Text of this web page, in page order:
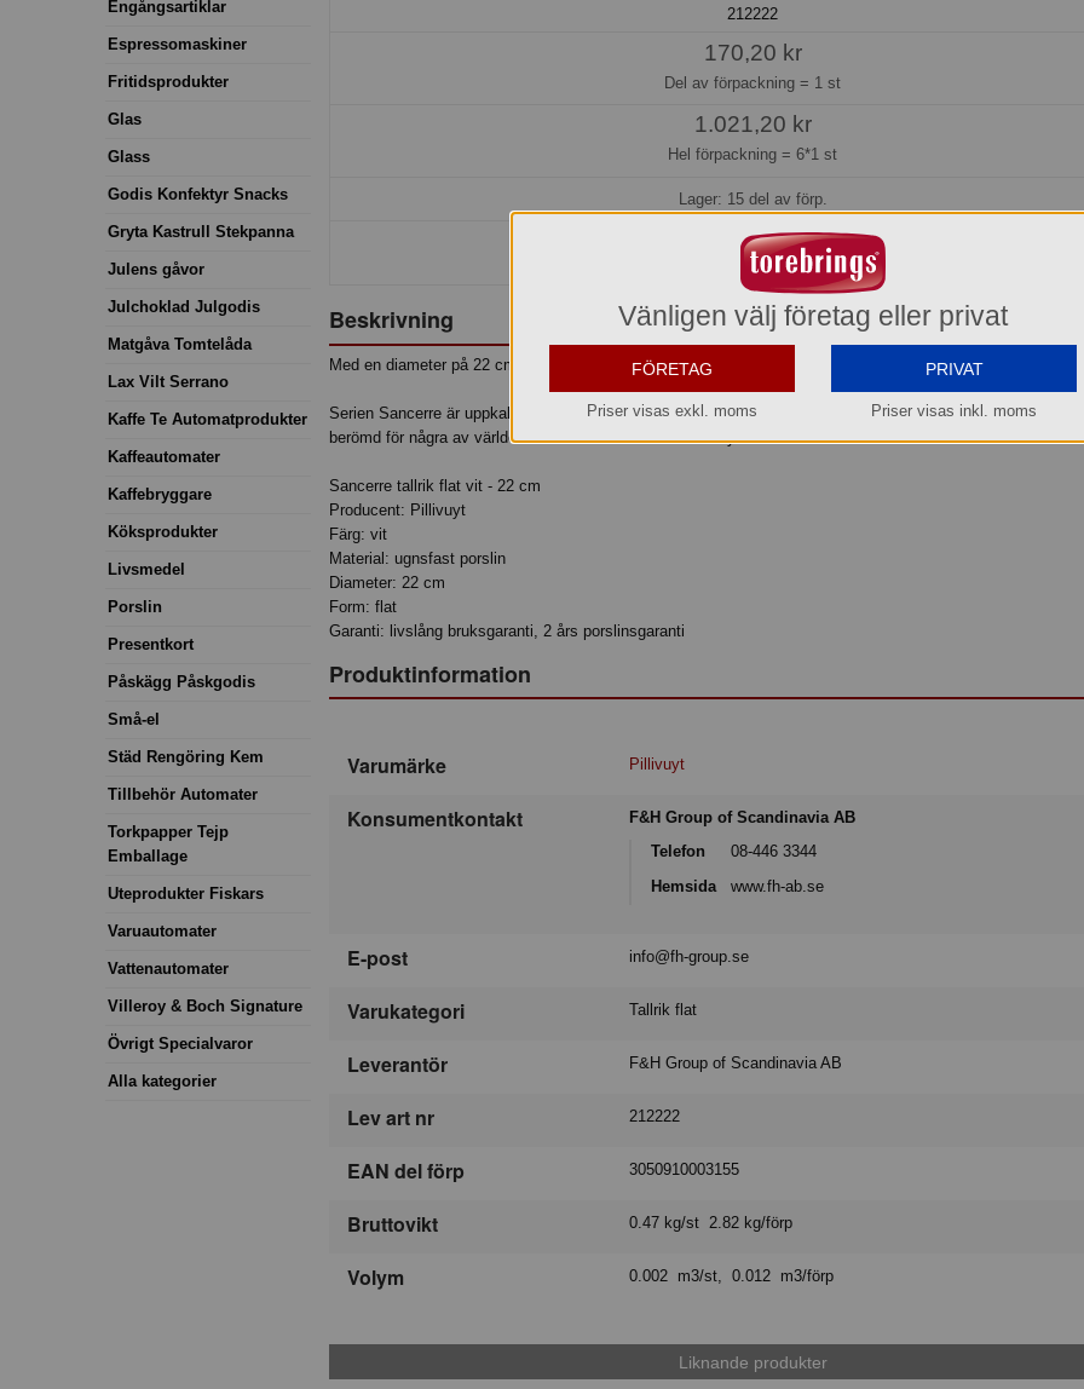
Engångsartiklar
Espressomaskiner
Fritidsprodukter
Glas
Glass
Godis Konfektyr Snacks
Gryta Kastrull Stekpanna
Julens gåvor
Julchoklad Julgodis
Matgåva Tomtelåda
Lax Vilt Serrano
Kaffe Te Automatprodukter
Kaffeautomater
Kaffebryggare
Köksprodukter
Livsmedel
Porslin
Presentkort
Påskägg Påskgodis
Små-el
Städ Rengöring Kem
Tillbehör Automater
Torkpapper Tejp
Emballage
Uteprodukter Fiskars
Varuautomater
Vattenautomater
Villeroy & Boch Signature
Övrigt Specialvaror
Alla kategorier
212222
170,20 kr
Del av förpackning = 1 st
1.021,20 kr
Hel förpackning = 6*1 st
Lager: 15 del av förp.
Köp »
Beskrivning
Med en diameter på 22 cm passar tallriken utmärkt som lunch- eller sidotallrik.
Serien Sancerre är uppkallad efter den franska vinstaden och vinregionen med samma namn. Vinregionen
berömd för några av världens bästa viner – liksom Pillivuyt är berömda för sin vackra vita Sancerre-serie.
Sancerre tallrik flat vit - 22 cm
Producent: Pillivuyt
Färg: vit
Material: ugnsfast porslin
Diameter: 22 cm
Form: flat
Garanti: livslång bruksgaranti, 2 års porslinsgaranti
Produktinformation
Varumärke Pillivuyt
Konsumentkontakt
F&H Group of Scandinavia AB
Telefon
08-446 3344
Hemsida
www.fh-ab.se
E-post info@fh-group.se
Varukategori Tallrik flat
Leverantör F&H Group of Scandinavia AB
Lev art nr 212222
EAN del förp 3050910003155
Bruttovikt 0.47 kg/st 2.82 kg/förp
Volym 0.002 m3/st, 0.012 m3/förp
Liknande produkter
Vänligen välj företag eller privat
FÖRETAG
Priser visas exkl. moms
PRIVAT
Priser visas inkl. moms